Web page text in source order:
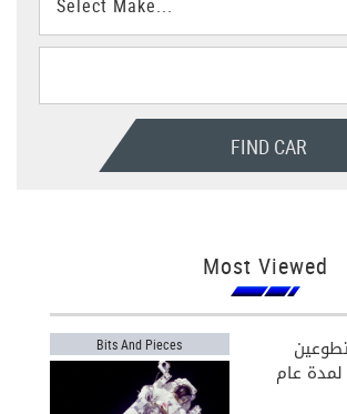
FIND CAR
Most Viewed
Bits And Pieces
عام